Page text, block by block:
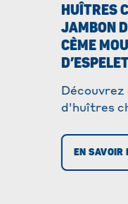
HUÎTRES
JAMBON
CÈME
d'huîtres
Parfait
EN SAVOIR